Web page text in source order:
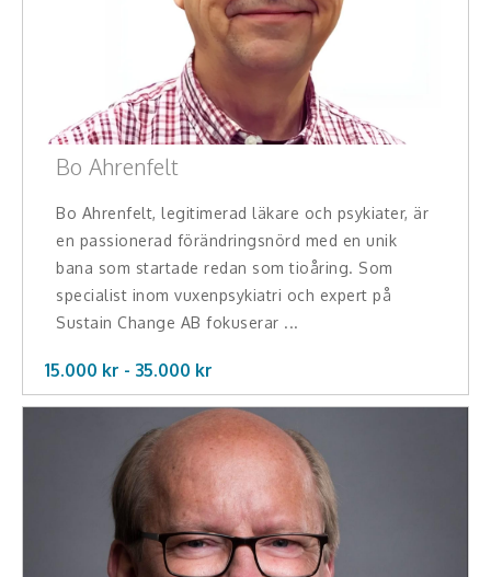
Bo Ahrenfelt
Bo Ahrenfelt, legitimerad läkare och psykiater, är
en passionerad förändringsnörd med en unik
bana som startade redan som tioåring. Som
specialist inom vuxenpsykiatri och expert på
Sustain Change AB fokuserar ...
15.000 kr - 35.000 kr